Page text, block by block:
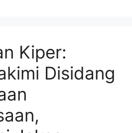
Kiper:
Disidang